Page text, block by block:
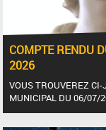
COMPTE RENDU
2026
VOUS TROUVEREZ
MUNICIPAL DU 06/07/